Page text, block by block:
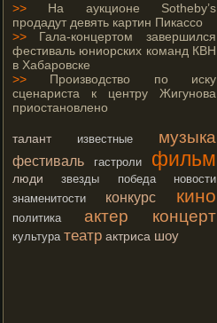
>> На аукционе Sotheby’s
продадут девять картин Пикассо
>> Гала-концертом завершился
фестиваль юниорских команд КВН
в Хабаровске
>> Производство по иску
сценариста к центру Жигунова
приостановлено
талант известные музыка
фестиваль гастроли фильм
люди звезды победа
новости
знаменитости
конкурс кино
политика актер концерт
культура театр актриса шоу